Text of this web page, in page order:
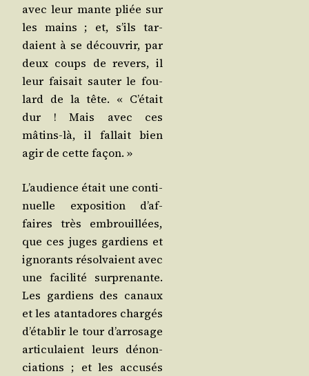
avec leur mante pliée sur
les mains ; et, s’ils tar­
daient à se décou­vrir, par
deux coups de revers, il
leur fai­sait sau­ter le fou­
lard de la tête. « C’é­tait
dur ! Mais avec ces
mâtins-là, il fal­lait bien
agir de cette façon. »
L’au­dience était une conti­
nuelle expo­si­tion d’af­
faires très embrouillées,
que ces juges gar­diens et
igno­rants résol­vaient avec
une faci­li­té sur­pre­nante.
Les gar­diens des canaux
et les atan­ta­dores char­gés
d’é­ta­blir le tour d’ar­ro­sage
arti­cu­laient leurs dénon­
cia­tions ; et les accu­sés